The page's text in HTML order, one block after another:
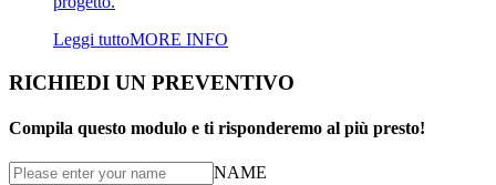
Leggi tuttoMORE INFO
RICHIEDI UN PREVENTIVO
Compila questo modulo e ti risponderemo al più presto!
NAME